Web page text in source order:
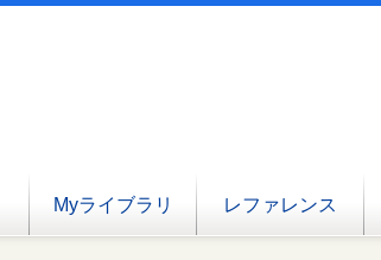
Myライブラリ レファレンス